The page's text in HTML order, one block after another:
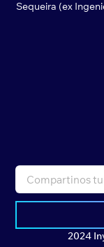
Sequeira (ex
2024